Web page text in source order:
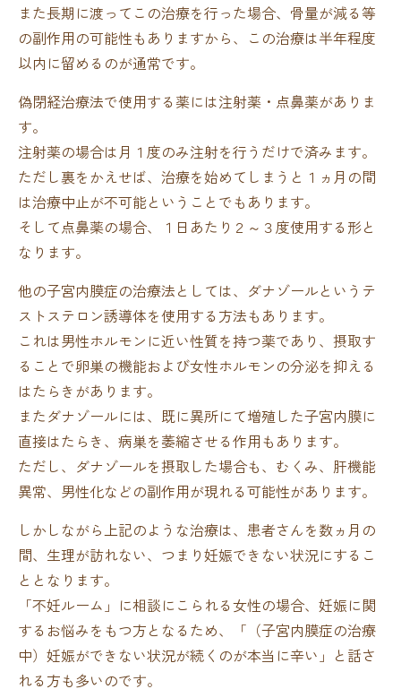
また長期に渡ってこの治療を行った場合、骨量が減る等
の副作用の可能性もありますから、この治療は半年程度
以内に留めるのが通常です。
偽閉経治療法で使用する薬には注射薬・点鼻薬がありま
す。
注射薬の場合は月１度のみ注射を行うだけで済みます。
ただし裏をかえせば、治療を始めてしまうと１ヵ月の間
は治療中止が不可能ということでもあります。
そして点鼻薬の場合、１日あたり２～３度使用する形と
なります。
他の子宮内膜症の治療法としては、ダナゾールというテ
ストステロン誘導体を使用する方法もあります。
これは男性ホルモンに近い性質を持つ薬であり、摂取す
ることで卵巣の機能および女性ホルモンの分泌を抑える
はたらきがあります。
またダナゾールには、既に異所にて増殖した子宮内膜に
直接はたらき、病巣を萎縮させる作用もあります。
ただし、ダナゾールを摂取した場合も、むくみ、肝機能
異常、男性化などの副作用が現れる可能性があります。
しかしながら上記のような治療は、患者さんを数ヵ月の
間、生理が訪れない、つまり妊娠できない状況にするこ
ととなります。
「不妊ルーム」に相談にこられる女性の場合、妊娠に関
するお悩みをもつ方となるため、「（子宮内膜症の治療
中）妊娠ができない状況が続くのが本当に辛い」と話さ
れる方も多いのです。